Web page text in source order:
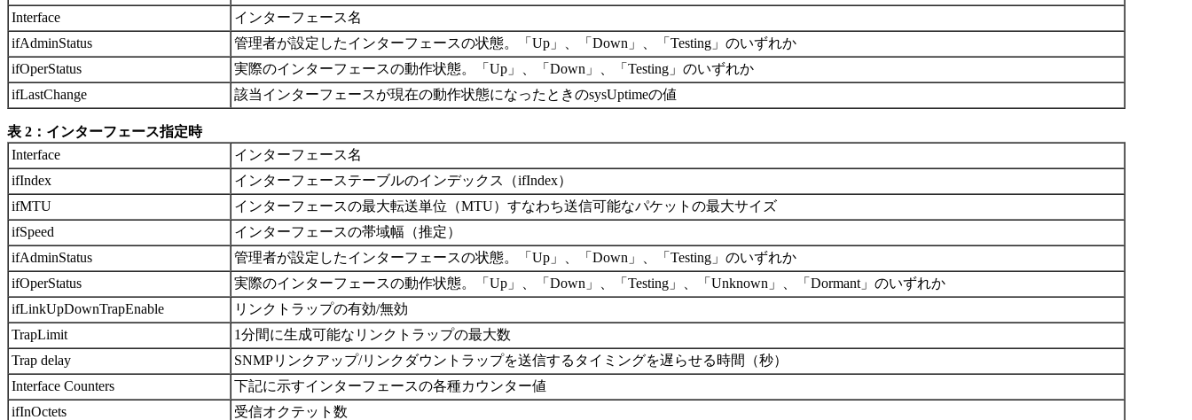
Interface
インターフェース名
ifAdminStatus
管理者が設定したインターフェースの状態。「Up」、「Down」、「Testing」のいずれか
ifOperStatus
実際のインターフェースの動作状態。「Up」、「Down」、「Testing」のいずれか
ifLastChange
該当インターフェースが現在の動作状態になったときのsysUptimeの値
表 2：インターフェース指定時
Interface
インターフェース名
ifIndex
インターフェーステーブルのインデックス（ifIndex）
ifMTU
インターフェースの最大転送単位（MTU）すなわち送信可能なパケットの最大サイズ
ifSpeed
インターフェースの帯域幅（推定）
ifAdminStatus
管理者が設定したインターフェースの状態。「Up」、「Down」、「Testing」のいずれか
ifOperStatus
実際のインターフェースの動作状態。「Up」、「Down」、「Testing」、「Unknown」、「Dormant」のいずれか
ifLinkUpDownTrapEnable
リンクトラップの有効/無効
TrapLimit
1分間に生成可能なリンクトラップの最大数
Trap delay
SNMPリンクアップ/リンクダウントラップを送信するタイミングを遅らせる時間（秒）
Interface Counters
下記に示すインターフェースの各種カウンター値
ifInOctets
受信オクテット数